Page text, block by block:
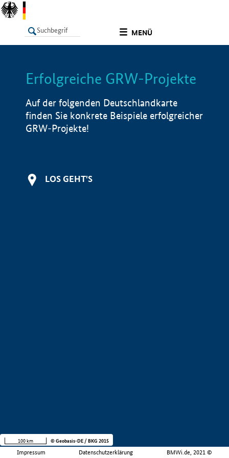
MENÜ
LISTE Info
Erfolgreiche GRW-Projekte
Auf der folgenden Deutschlandkarte
finden Sie konkrete Beispiele erfolgreicher
GRW-Projekte!
LOS GEHT'S
Impressum Datenschutzerklärung BMWi.de, 2021 ©
100 km © Geobasis-DE / BKG 2015